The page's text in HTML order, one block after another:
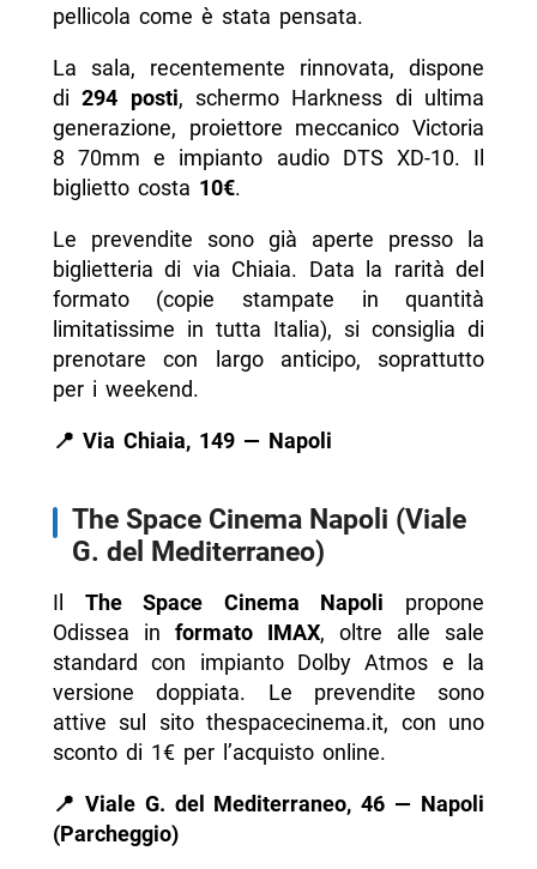
pellicola come è stata pensata.
La sala, recentemente rinnovata, dispone
di294 posti, schermo Harkness di ultima
generazione, proiettore meccanico Victoria
8 70mm e impianto audio DTS XD-10. Il
biglietto costa 10€.
Le prevendite sono già aperte presso la
biglietteria di via Chiaia. Data la rarità del
formato (copie stampate in quantità
limitatissime in tutta Italia), si consiglia di
prenotare con largo anticipo, soprattutto
per i weekend.
📍 Via Chiaia, 149 — Napoli
The Space Cinema Napoli (Viale
G. del Mediterraneo)
Il The Space Cinema Napoli propone
Odissea in formato IMAX, oltre alle sale
standard con impianto Dolby Atmos e la
versione doppiata. Le prevendite sono
attive sul sito thespacecinema.it, con uno
sconto di 1€ per l’acquisto online.
📍 Viale G. del Mediterraneo, 46 — Napoli
(Parcheggio)